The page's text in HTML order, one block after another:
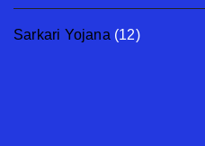
Sarkari Yojana (12)